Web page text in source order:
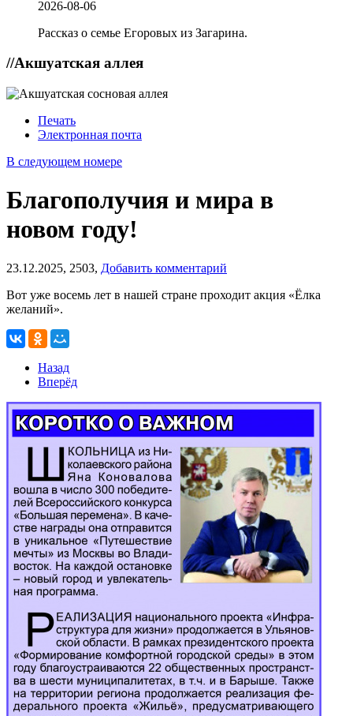
2026-08-06
Рассказ о семье Егоровых из Загарина.
//Акшуатская аллея
Печать
Электронная почта
В следующем номере
Благополучия и мира в
новом году!
23.12.2025, 2503, Добавить комментарий
Вот уже восемь лет в нашей стране проходит акция «Ёлка
желаний».
Назад
Вперёд